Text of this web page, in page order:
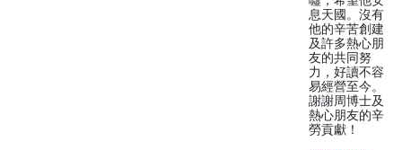
息天國。沒有
他的辛苦創建
及許多熱心朋
友的共同努
力，好讀不容
易經營至今。
謝謝周博士及
熱心朋友的辛
勞貢獻！